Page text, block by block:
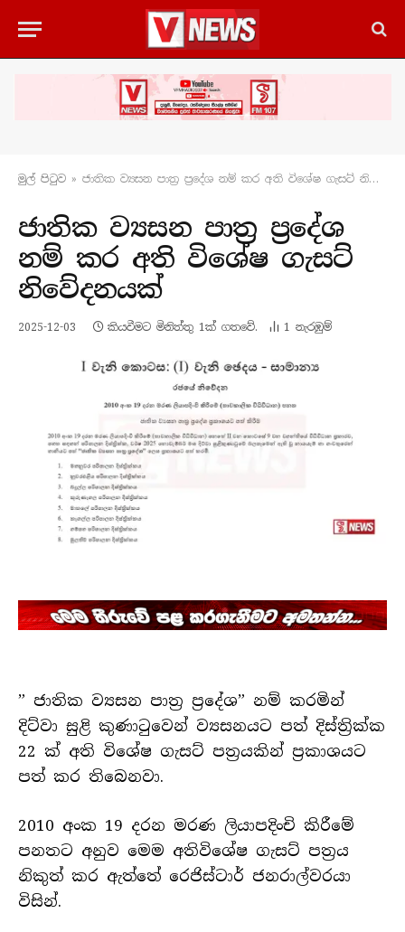
මුල් පිටු​ව » ජාතික ව්‍යසන පාත්‍ර ප්‍රදේශ නම් කර අති විශේෂ ගැසට් නිවේදනයක්
ජාතික ව්‍යසන පාත්‍ර ප්‍රදේශ
නම් කර අති විශේෂ ගැසට්
නිවේදනයක්
2025-12-03 කියවීමට මිනිත්තු 1ක් ගතවේ. 1 නැරඹු​ම්
” ජාතික ව්‍යසන පාත්‍ර ප්‍රදේශ” නම් කරමින්
දිට්වා සුළි කුණාටුවෙන් ව්‍යසනයට පත් දිස්ත්‍රික්ක
22 ක් අති විශේෂ ගැසට් පත්‍රයකින් ප්‍රකාශයට
පත් කර තිබෙනවා.
2010 අංක 19 දරන මරණ ලියාපදිංචි කිරීමේ
පනතට අනුව මෙම අතිවිශේෂ ගැසට් පත්‍රය
නිකුත් කර ඇත්තේ රෙජිස්ටාර් ජනරාල්වරයා
විසින්.